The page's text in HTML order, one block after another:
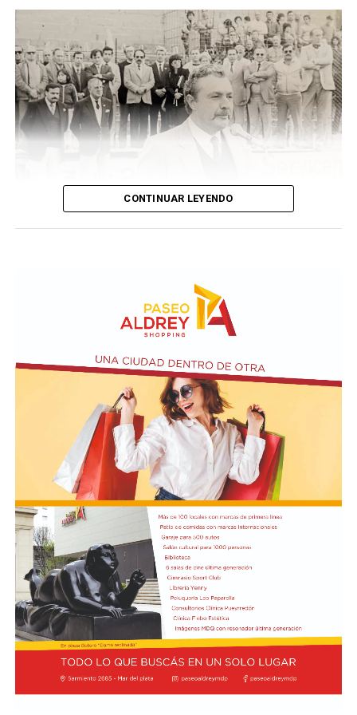
El vendero 13 de agosto se cumplen 38 años de la
desaparición física del ex intendente de Necochea,
en la ruta 88, a pocos kilómetros de Quequén.
Junto con el intendente de Necochea habían muerto
tres docentes que, luego se supo, habían subido a su
automóvil pocos kilómetros antes, donde se hallaban
haciendo dedo. La colisión frontal resultó letal: sólo
sobrevivió el chofer del camión.
El hall del Palacio Comunal fue el lugar donde velaron
sus restos y ante el cual desfiló todo el arco político de
aquel momento, incluyendo a la camada de jóvenes que
habían dado sus primeros pasos en el peronismo, bajo
el liderazgo de “Coco” Taraborelli como conductor. Y el
vicegobernador Luis Macaya, que acompañó sus restos
hasta la despedida final.
Antes de ser inhumados sus restos en el cementerio
municipal, el féretro fue transportado hacia la
Parroquia de los Padres Capuchinos, donde ofició una
CONTINUAR LEYENDO